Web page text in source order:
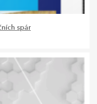
spár